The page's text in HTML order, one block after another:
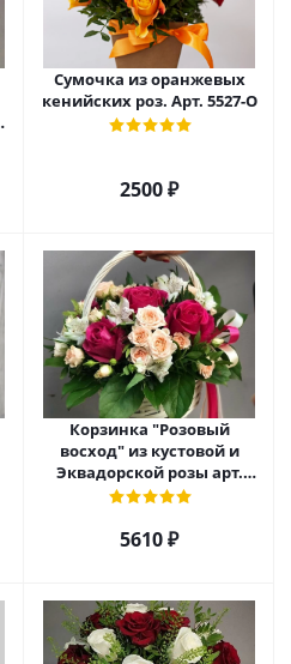
Сумочка из оранжевых
кенийских роз. Арт. 5527-О
2500 ₽
Корзинка "Розовый
восход" из кустовой и
Эквадорской розы арт.
5520
5610 ₽